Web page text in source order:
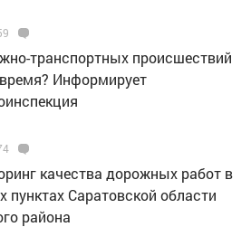
транспортных происшествий
Информирует
качества дорожных работ в
пунктах Саратовской области
района